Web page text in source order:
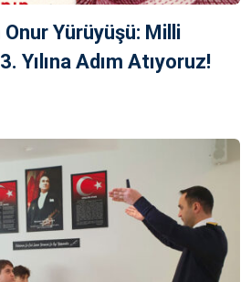
Onur Yürüyüşü: Milli
Yılına Adım Atıyoruz!